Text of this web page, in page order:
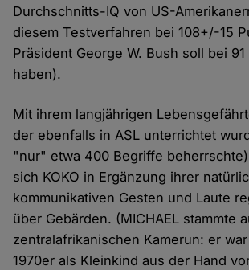
Durchschnitts-IQ von US-
diesem Testverfahren bei 108+/-15
Präsident George W. Bush soll bei
haben).
Mit ihrem langjährigen
der ebenfalls in ASL unterrichtet
"nur" etwa 400 Begriffe
sich KOKO in Ergänzung ihrer
kommunikativen Gesten und Laute
über Gebärden. (MICHAEL stammte
zentralafrikanischen Kamerun: er
1970er als Kleinkind aus der Hand